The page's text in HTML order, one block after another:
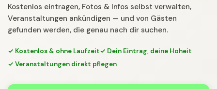
Kostenlos eintragen, Fotos & Infos selbst verwalten,
Veranstaltungen ankündigen — und von Gästen
gefunden werden, die genau nach dir suchen.
✓ Kostenlos & ohne Laufzeit✓ Dein Eintrag, deine Hoheit
✓ Veranstaltungen direkt pflegen